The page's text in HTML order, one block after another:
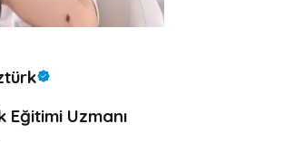
Eğitimi Uzmanı